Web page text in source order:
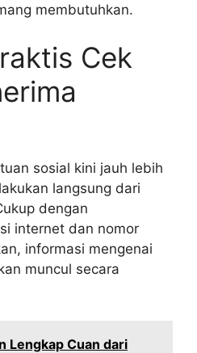
membutuhkan.
Cek
sosial kini jauh lebih
langsung dari
dengan
internet dan nomor
informasi mengenai
muncul secara
Lengkap Cuan dari